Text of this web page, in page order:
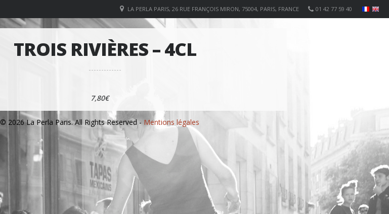
01 42 77 59 40
LA PERLA PARIS, 26 RUE FRANÇOIS MIRON, 75004, PARIS, FRANCE
TROIS RIVIÈRES – 4CL
7,80€
© 2026 La Perla Paris. All Rights Reserved -Mentions légales